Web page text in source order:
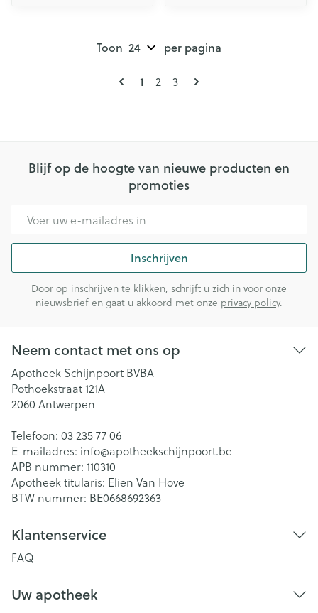
Pagina's
U lees momenteel pagina
1 Pagina
2 Pagina
3
Toon per pagina
Blijf op de hoogte van nieuwe producten en
promoties
Inschrijven
Door op inschrijven te klikken, schrijft u zich in voor onze
nieuwsbrief en gaat u akkoord met onze privacy policy.
Neem contact met ons op
Apotheek Schijnpoort BVBA
Pothoekstraat 121A
2060 Antwerpen
Telefoon: 03 235 77 06
E-mailadres: info@apotheekschijnpoort.be
APB nummer: 110310
Apotheek titularis: Elien Van Hove
BTW nummer: BE0668692363
Klantenservice
FAQ
Uw apotheek